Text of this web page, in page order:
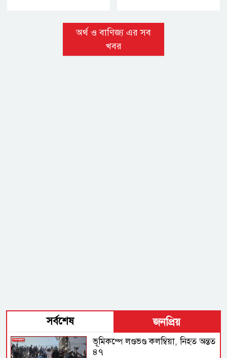
অর্থ ও বাণিজ্য এর সব
খবর
সর্বশেষ জনপ্রিয়
ভূমিকম্পে লণ্ডভণ্ড কলম্বিয়া, নিহত অন্তত
৪৭